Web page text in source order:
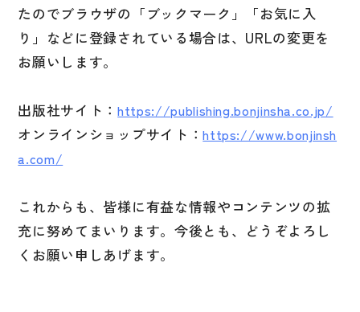
書店様向け
日本語能力試験対策
日本留学試験対策
各種試験対策
大学入試対策
学校情報
日本語学習関連副読本
定期刊行物
視聴覚・補助教材
たのでブラウザの「ブックマーク」「お気に入
り」などに登録されている場合は、URLの変更を
お願いします。
出版社サイト：https://publishing.bonjinsha.co.jp/
オンラインショップサイト：https://www.bonjinsh
a.com/
これからも、皆様に有益な情報やコンテンツの拡
充に努めてまいります。今後とも、どうぞよろし
くお願い申しあげます。